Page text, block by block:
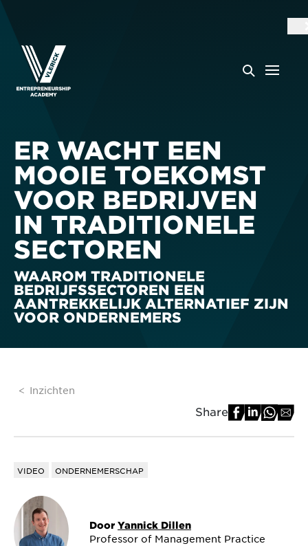
ER WACHT EEN
MOOIE TOEKOMST
VOOR BEDRIJVEN
IN TRADITIONELE
SECTOREN
WAAROM TRADITIONELE
BEDRIJFSSECTOREN EEN
AANTREKKELIJK ALTERNATIEF ZIJN
VOOR ONDERNEMERS
Inzichten
Share
VIDEO ONDERNEMERSCHAP
Door Yannick Dillen
Professor of Management Practice